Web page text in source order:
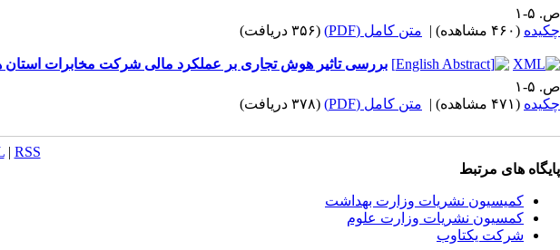
ص. ۵-۱
چکیده (۴۶۰ مشاهده) | متن کامل (PDF) (۳۵۶ دریافت)
بررسی تاثیر هوش تجاری بر عملکرد مالی شرکت مخابرات استان
ص. ۵-۱
چکیده (۴۷۱ مشاهده) | متن کامل (PDF) (۳۷۸ دریافت)
| RSS
پایگاه های مرتبط
کمیسیون نشریات وزارت بهداشت
کمسیون نشریات وزارت علوم
شرکت یکتاوب